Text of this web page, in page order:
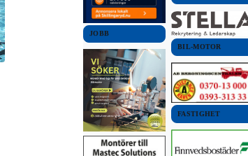
JOBB
BIL-MOTOR
FASTIGHET